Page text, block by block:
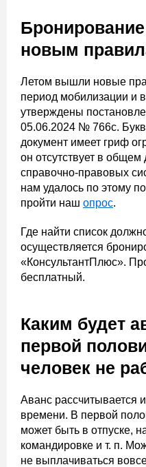
новым
Летом вышли новые
период мобилизации и
утверждены
05.06.2024 № 766с.
документ имеет гриф
он отсутствует в общем
справочно-правовых
нам удалось по этому
пройти наш опрос.
Где найти список
осуществляется
«КонсультантПлюс».
бесплатный.
Каким будет
первой
человек не
Аванс рассчитывается
времени. В первой
может быть в отпуске,
командировке и т. п.
не выплачиваться